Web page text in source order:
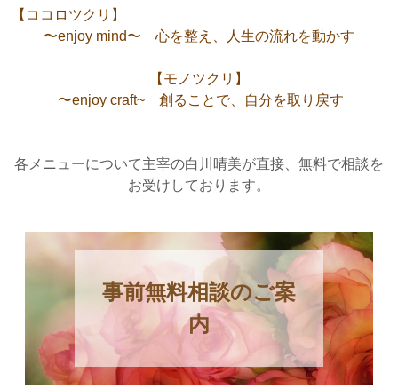
【ココロツクリ】
〜enjoy mind〜 心を整え 人 生の流れを動かす
【 モ ノ ツク リ 】
〜enjoy craft~ 創ることで、自分を取り戻す
各メニューについて主宰の白川晴美が直接、無料で相談を
お受けしております。
事前無料相談のご案
内